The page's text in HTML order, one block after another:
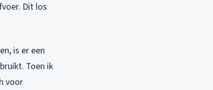
Dit los
is er een
Toen ik
voor